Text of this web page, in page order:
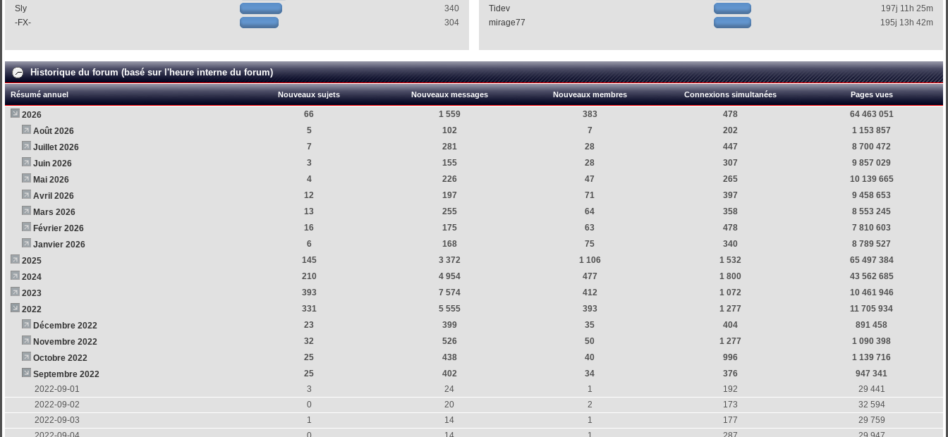
Sly
340
-FX-
304
Tidev
197j 11h 25m
mirage77
195j 13h 42m
Historique du forum (basé sur l'heure interne du forum)
Résumé annuel Nouveaux sujets Nouveaux messages Nouveaux membres Connexions simultanées Pages vues
2026 66 1 559 383 478
64 463 051
Août 2026
5 102 7 202
1 153 857
Juillet 2026
7 281 28 447
8 700 472
Juin 2026
3 155 28 307
9 857 029
Mai 2026
4 226 47 265
10 139 665
Avril 2026
12 197 71 397
9 458 653
Mars 2026
13 255 64 358
8 553 245
Février 2026
16 175 63 478
7 810 603
Janvier 2026
6 168 75 340
8 789 527
2025
145 3 372 1 106 1 532
65 497 384
2024
210 4 954 477 1 800
43 562 685
2023
393 7 574 412 1 072
10 461 946
2022
331 5 555 393 1 277
11 705 934
Décembre 2022
23 399 35 404
891 458
Novembre 2022
32 526 50 1 277
1 090 398
Octobre 2022
25 438 40 996
1 139 716
Septembre 2022
25 402 34 376
947 341
2022-09-01
3 24 1 192
29 441
2022-09-02
0 20 2 173
32 594
2022-09-03
1 14 1 177
29 759